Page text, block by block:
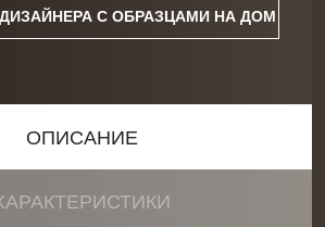
С ОБРАЗЦАМИ НА ДОМ
ОПИСАНИЕ